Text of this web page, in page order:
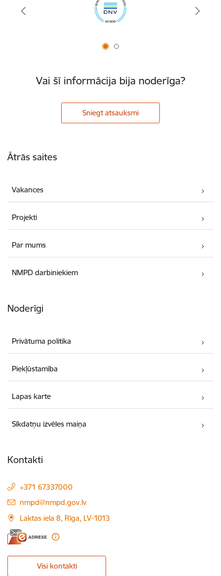
Vai šī informācija bija noderīga?
Sniegt atsauksmi
Ātrās saites
Vakances
Projekti
Par mums
NMPD darbiniekiem
Noderīgi
Privātuma politika
Piekļūstamība
Lapas karte
Sīkdatņu izvēles maiņa
Kontakti
+371 67337000
E-pasts:
nmpd@nmpd.gov.lv
Laktas iela 8, Rīga, LV-1013
Visi kontakti